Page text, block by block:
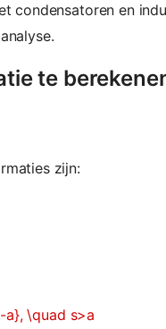
condensatoren en
te
zijn:
\quad s>a